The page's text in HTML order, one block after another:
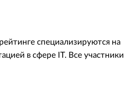
специализируются на
в сфере IT. Все участники
специализацию и опыт.